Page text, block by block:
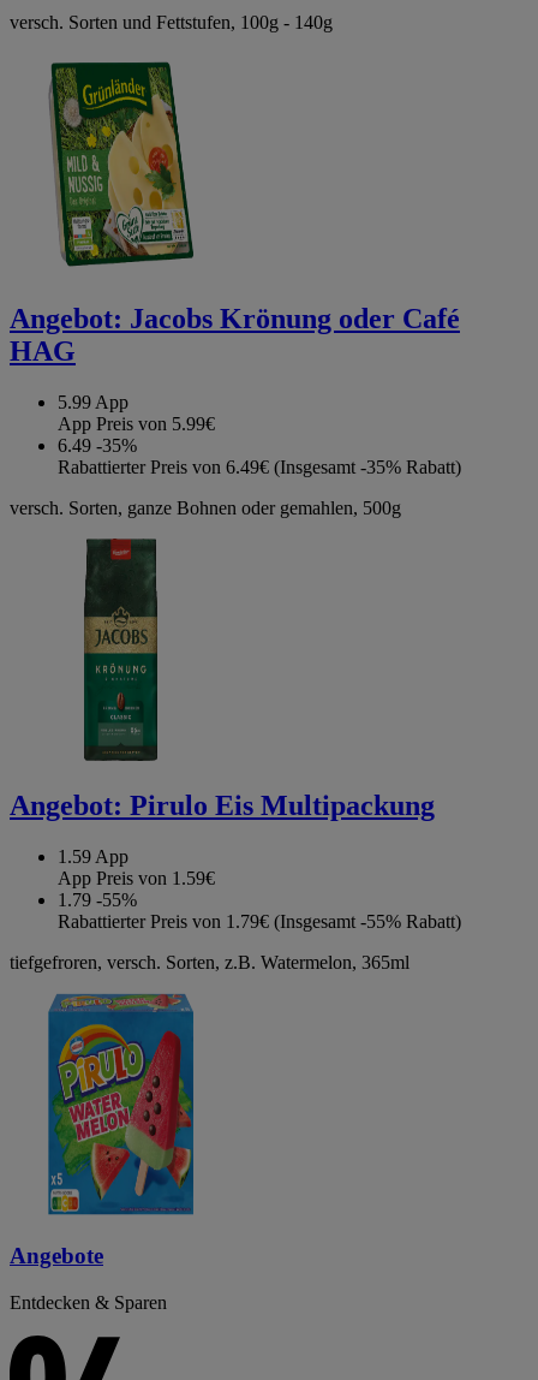
versch. Sorten und Fettstufen, 100g - 140g
Angebot: Jacobs Krönung oder Café
HAG
5.99 App
App Preis von 5.99€
6.49 -35%
Rabattierter Preis von 6.49€ (Insgesamt -35% Rabatt)
versch. Sorten, ganze Bohnen oder gemahlen, 500g
Angebot: Pirulo Eis Multipackung
1.59 App
App Preis von 1.59€
1.79 -55%
Rabattierter Preis von 1.79€ (Insgesamt -55% Rabatt)
tiefgefroren, versch. Sorten, z.B. Watermelon, 365ml
Angebote
Entdecken & Sparen